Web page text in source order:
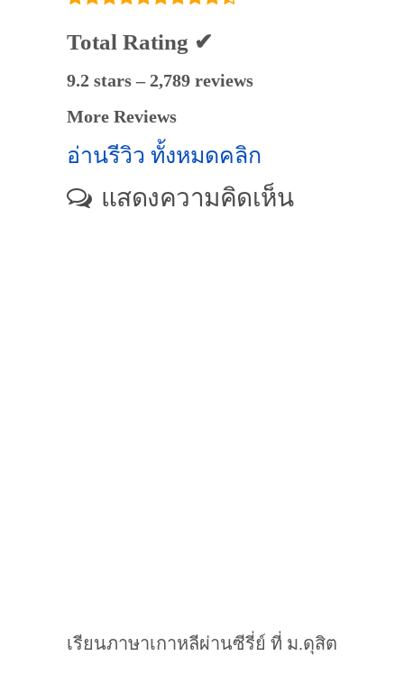
2568
Total Rating ✔
9.2 stars – 2,789 reviews
More Reviews
อ่านรีวิว ทั้งหมดคลิก
แสดงความคิดเห็น
เรียนภาษาเกาหลีผ่านซีรี่ย์ ที่ ม.ดุสิต